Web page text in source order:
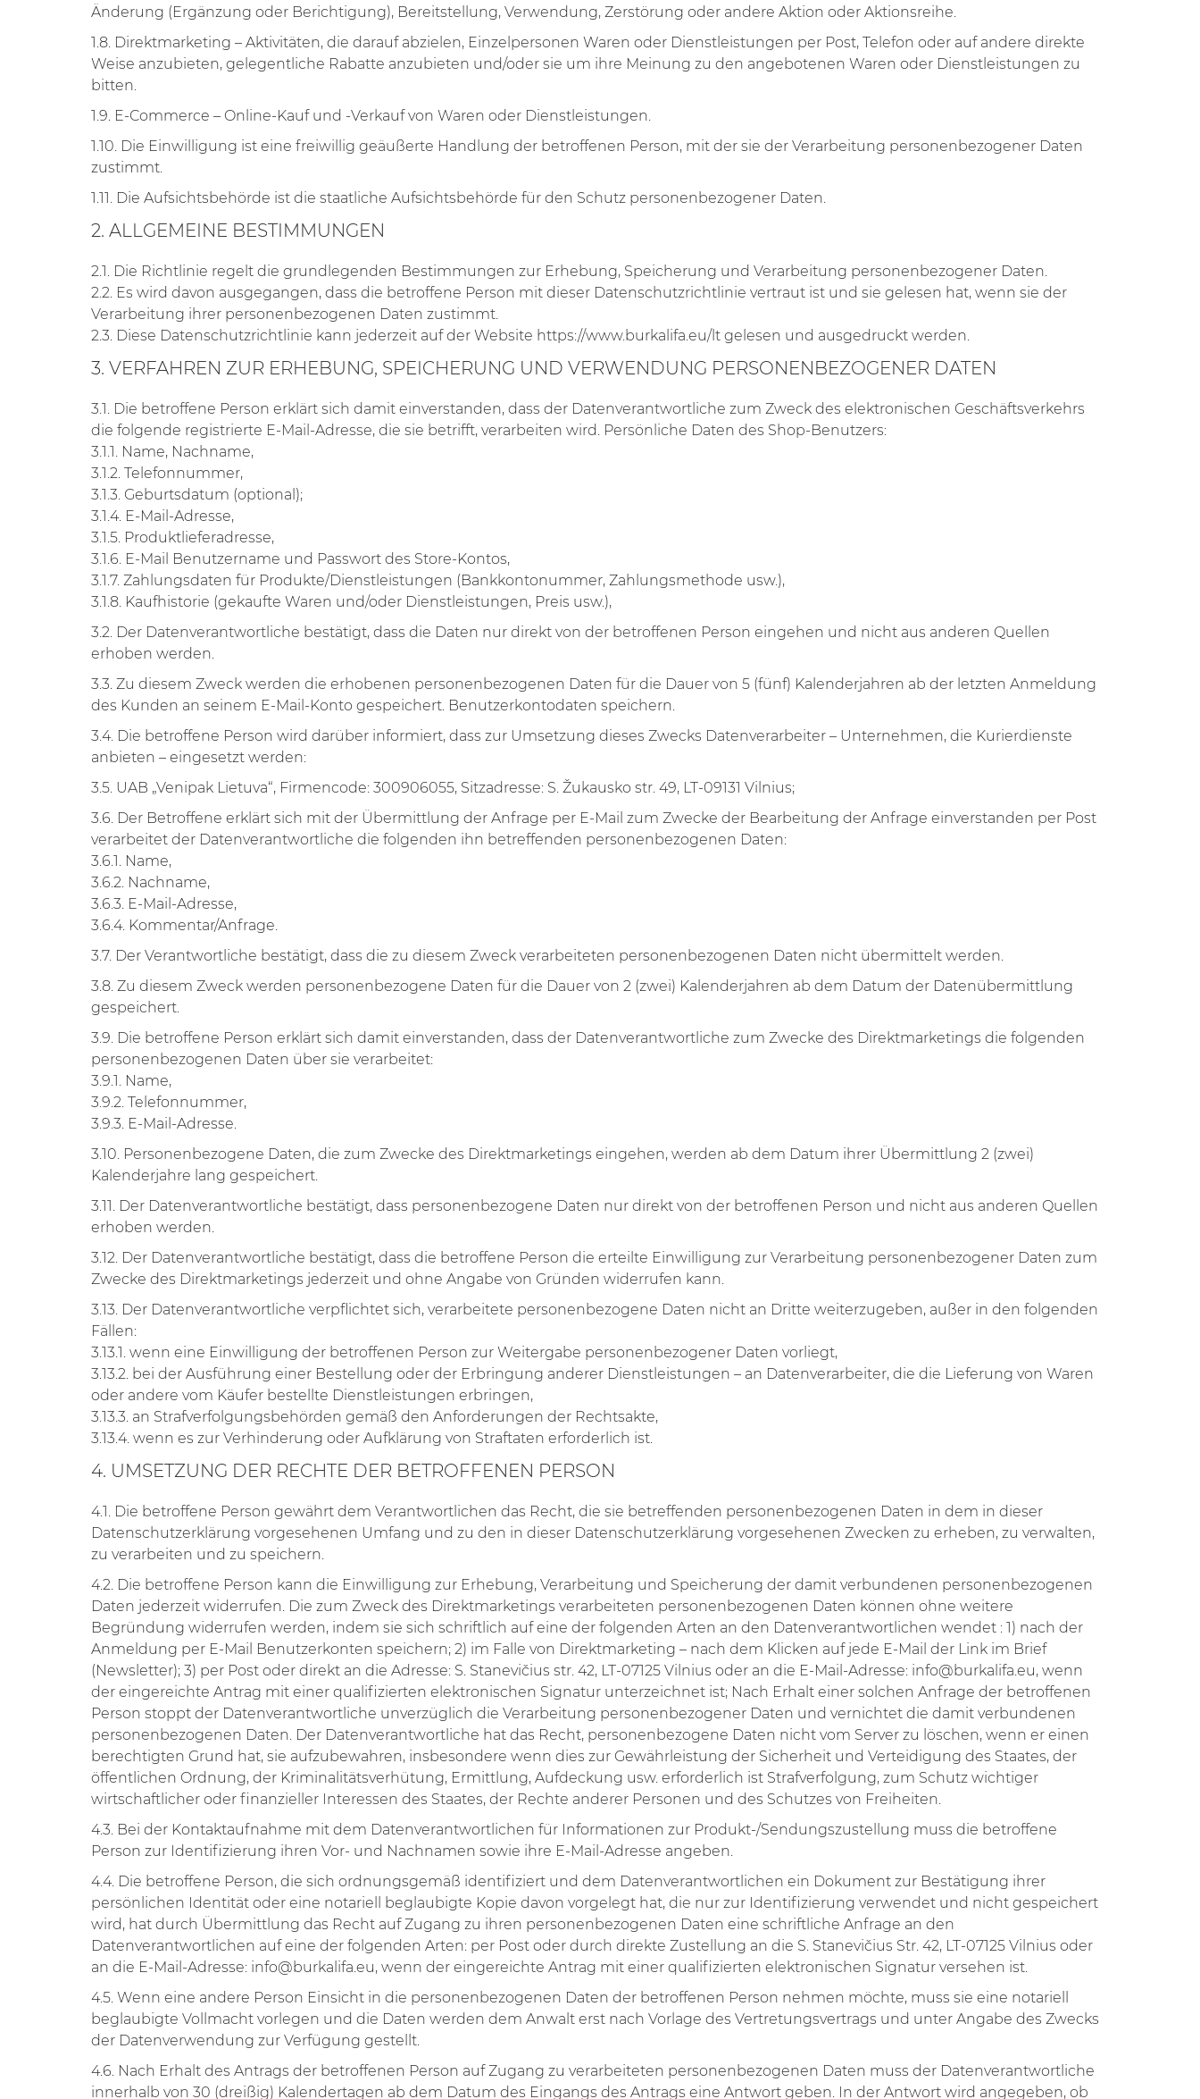
Änderung (Ergänzung oder Berichtigung), Bereitstellung, Verwendung, Zerstörung oder andere Aktion oder Aktionsreihe.
1.8. Direktmarketing – Aktivitäten, die darauf abzielen, Einzelpersonen Waren oder Dienstleistungen per Post, Telefon oder auf andere direkte
Weise anzubieten, gelegentliche Rabatte anzubieten und/oder sie um ihre Meinung zu den angebotenen Waren oder Dienstleistungen zu
bitten.
1.9. E-Commerce – Online-Kauf und -Verkauf von Waren oder Dienstleistungen.
1.10. Die Einwilligung ist eine freiwillig geäußerte Handlung der betroffenen Person, mit der sie der Verarbeitung personenbezogener Daten
zustimmt.
1.11. Die Aufsichtsbehörde ist die staatliche Aufsichtsbehörde für den Schutz personenbezogener Daten.
2. ALLGEMEINE BESTIMMUNGEN
2.1. Die Richtlinie regelt die grundlegenden Bestimmungen zur Erhebung, Speicherung und Verarbeitung personenbezogener Daten.
2.2. Es wird davon ausgegangen, dass die betroffene Person mit dieser Datenschutzrichtlinie vertraut ist und sie gelesen hat, wenn sie der
Verarbeitung ihrer personenbezogenen Daten zustimmt.
2.3. Diese Datenschutzrichtlinie kann jederzeit auf der Website https://www.burkalifa.eu/lt gelesen und ausgedruckt werden.
3. VERFAHREN ZUR ERHEBUNG, SPEICHERUNG UND VERWENDUNG PERSONENBEZOGENER DATEN
3.1. Die betroffene Person erklärt sich damit einverstanden, dass der Datenverantwortliche zum Zweck des elektronischen Geschäftsverkehrs
die folgende registrierte E-Mail-Adresse, die sie betrifft, verarbeiten wird. Persönliche Daten des Shop-Benutzers:
3.1.1. Name, Nachname,
3.1.2. Telefonnummer,
3.1.3. Geburtsdatum (optional);
3.1.4. E-Mail-Adresse,
3.1.5. Produktlieferadresse,
3.1.6. E-Mail Benutzername und Passwort des Store-Kontos,
3.1.7. Zahlungsdaten für Produkte/Dienstleistungen (Bankkontonummer, Zahlungsmethode usw.),
3.1.8. Kaufhistorie (gekaufte Waren und/oder Dienstleistungen, Preis usw.),
3.2. Der Datenverantwortliche bestätigt, dass die Daten nur direkt von der betroffenen Person eingehen und nicht aus anderen Quellen
erhoben werden.
3.3. Zu diesem Zweck werden die erhobenen personenbezogenen Daten für die Dauer von 5 (fünf) Kalenderjahren ab der letzten Anmeldung
des Kunden an seinem E-Mail-Konto gespeichert. Benutzerkontodaten speichern.
3.4. Die betroffene Person wird darüber informiert, dass zur Umsetzung dieses Zwecks Datenverarbeiter – Unternehmen, die Kurierdienste
anbieten – eingesetzt werden:
3.5. UAB „Venipak Lietuva“, Firmencode: 300906055, Sitzadresse: S. Žukausko str. 49, LT-09131 Vilnius;
3.6. Der Betroffene erklärt sich mit der Übermittlung der Anfrage per E-Mail zum Zwecke der Bearbeitung der Anfrage einverstanden per Post
verarbeitet der Datenverantwortliche die folgenden ihn betreffenden personenbezogenen Daten:
3.6.1. Name,
3.6.2. Nachname,
3.6.3. E-Mail-Adresse,
3.6.4. Kommentar/Anfrage.
3.7. Der Verantwortliche bestätigt, dass die zu diesem Zweck verarbeiteten personenbezogenen Daten nicht übermittelt werden.
3.8. Zu diesem Zweck werden personenbezogene Daten für die Dauer von 2 (zwei) Kalenderjahren ab dem Datum der Datenübermittlung
gespeichert.
3.9. Die betroffene Person erklärt sich damit einverstanden, dass der Datenverantwortliche zum Zwecke des Direktmarketings die folgenden
personenbezogenen Daten über sie verarbeitet:
3.9.1. Name,
3.9.2. Telefonnummer,
3.9.3. E-Mail-Adresse.
3.10. Personenbezogene Daten, die zum Zwecke des Direktmarketings eingehen, werden ab dem Datum ihrer Übermittlung 2 (zwei)
Kalenderjahre lang gespeichert.
3.11. Der Datenverantwortliche bestätigt, dass personenbezogene Daten nur direkt von der betroffenen Person und nicht aus anderen Quellen
erhoben werden.
3.12. Der Datenverantwortliche bestätigt, dass die betroffene Person die erteilte Einwilligung zur Verarbeitung personenbezogener Daten zum
Zwecke des Direktmarketings jederzeit und ohne Angabe von Gründen widerrufen kann.
3.13. Der Datenverantwortliche verpflichtet sich, verarbeitete personenbezogene Daten nicht an Dritte weiterzugeben, außer in den folgenden
Fällen:
3.13.1. wenn eine Einwilligung der betroffenen Person zur Weitergabe personenbezogener Daten vorliegt,
3.13.2. bei der Ausführung einer Bestellung oder der Erbringung anderer Dienstleistungen – an Datenverarbeiter, die die Lieferung von Waren
oder andere vom Käufer bestellte Dienstleistungen erbringen,
3.13.3. an Strafverfolgungsbehörden gemäß den Anforderungen der Rechtsakte,
3.13.4. wenn es zur Verhinderung oder Aufklärung von Straftaten erforderlich ist.
4. UMSETZUNG DER RECHTE DER BETROFFENEN PERSON
4.1. Die betroffene Person gewährt dem Verantwortlichen das Recht, die sie betreffenden personenbezogenen Daten in dem in dieser
Datenschutzerklärung vorgesehenen Umfang und zu den in dieser Datenschutzerklärung vorgesehenen Zwecken zu erheben, zu verwalten,
zu verarbeiten und zu speichern.
4.2. Die betroffene Person kann die Einwilligung zur Erhebung, Verarbeitung und Speicherung der damit verbundenen personenbezogenen
Daten jederzeit widerrufen. Die zum Zweck des Direktmarketings verarbeiteten personenbezogenen Daten können ohne weitere
Begründung widerrufen werden, indem sie sich schriftlich auf eine der folgenden Arten an den Datenverantwortlichen wendet : 1) nach der
Anmeldung per E-Mail Benutzerkonten speichern; 2) im Falle von Direktmarketing – nach dem Klicken auf jede E-Mail der Link im Brief
(Newsletter); 3) per Post oder direkt an die Adresse: S. Stanevičius str. 42, LT-07125 Vilnius oder an die E-Mail-Adresse: info@burkalifa.eu, wenn
der eingereichte Antrag mit einer qualifizierten elektronischen Signatur unterzeichnet ist; Nach Erhalt einer solchen Anfrage der betroffenen
Person stoppt der Datenverantwortliche unverzüglich die Verarbeitung personenbezogener Daten und vernichtet die damit verbundenen
personenbezogenen Daten. Der Datenverantwortliche hat das Recht, personenbezogene Daten nicht vom Server zu löschen, wenn er einen
berechtigten Grund hat, sie aufzubewahren, insbesondere wenn dies zur Gewährleistung der Sicherheit und Verteidigung des Staates, der
öffentlichen Ordnung, der Kriminalitätsverhütung, Ermittlung, Aufdeckung usw. erforderlich ist Strafverfolgung, zum Schutz wichtiger
wirtschaftlicher oder finanzieller Interessen des Staates, der Rechte anderer Personen und des Schutzes von Freiheiten.
4.3. Bei der Kontaktaufnahme mit dem Datenverantwortlichen für Informationen zur Produkt-/Sendungszustellung muss die betroffene
Person zur Identifizierung ihren Vor- und Nachnamen sowie ihre E-Mail-Adresse angeben.
4.4. Die betroffene Person, die sich ordnungsgemäß identifiziert und dem Datenverantwortlichen ein Dokument zur Bestätigung ihrer
persönlichen Identität oder eine notariell beglaubigte Kopie davon vorgelegt hat, die nur zur Identifizierung verwendet und nicht gespeichert
wird, hat durch Übermittlung das Recht auf Zugang zu ihren personenbezogenen Daten eine schriftliche Anfrage an den
Datenverantwortlichen auf eine der folgenden Arten: per Post oder durch direkte Zustellung an die S. Stanevičius Str. 42, LT-07125 Vilnius oder
an die E-Mail-Adresse: info@burkalifa.eu, wenn der eingereichte Antrag mit einer qualifizierten elektronischen Signatur versehen ist.
4.5. Wenn eine andere Person Einsicht in die personenbezogenen Daten der betroffenen Person nehmen möchte, muss sie eine notariell
beglaubigte Vollmacht vorlegen und die Daten werden dem Anwalt erst nach Vorlage des Vertretungsvertrags und unter Angabe des Zwecks
der Datenverwendung zur Verfügung gestellt.
4.6. Nach Erhalt des Antrags der betroffenen Person auf Zugang zu verarbeiteten personenbezogenen Daten muss der Datenverantwortliche
innerhalb von 30 (dreißig) Kalendertagen ab dem Datum des Eingangs des Antrags eine Antwort geben. In der Antwort wird angegeben, ob